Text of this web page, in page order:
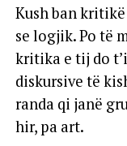
Kush ban
se logjik. Po të
kritika e tij do
diskursive të
randa qi janë
hir, pa art.